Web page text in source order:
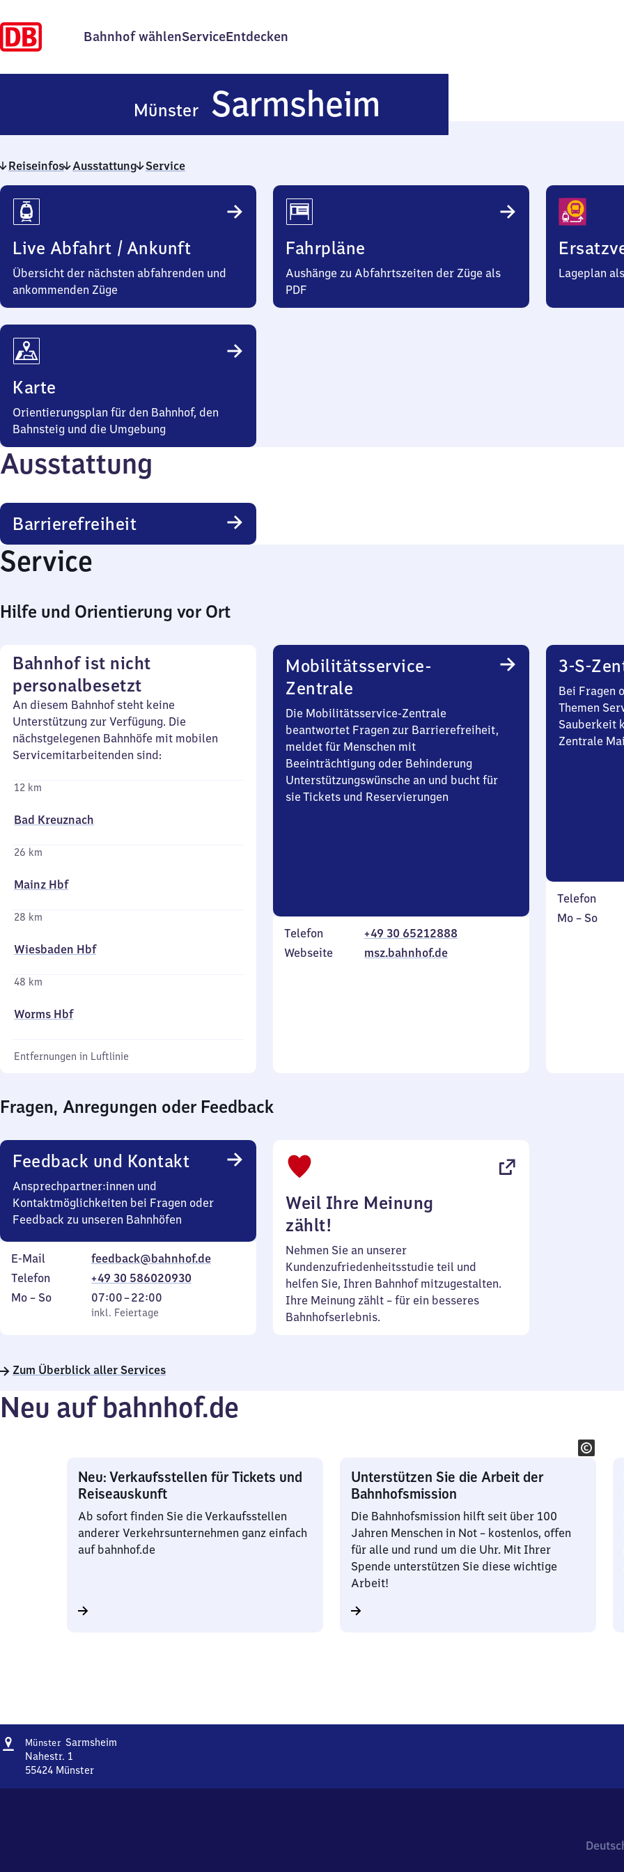
Bahnhof wählenServiceEntdecken
Münster Sarmsheim
Sarmsheim
Reiseinfos Ausstattung Service
Reiseinfos
Live Abfahrt / Ankunft
Übersicht der nächsten abfahrenden und
ankommenden Züge
Fahrpläne
Aushänge zu Abfahrtszeiten der Züge als
PDF
Lageplan
Karte
Orientierungsplan für den Bahnhof, den
Bahnsteig und die Umgebung
Ausstattung
Barrierefreiheit
Service
Hilfe und Orientierung vor Ort
Bahnhof ist nicht
personalbesetzt
An diesem Bahnhof steht keine
Unterstützung zur Verfügung. Die
nächstgelegenen Bahnhöfe mit mobilen
Servicemitarbeitenden sind:
12 km
Bad Kreuznach
26 km
Mainz Hbf
28 km
Wiesbaden Hbf
48 km
Worms Hbf
Entfernungen in Luftlinie
Mobilitätsservice-
Zentrale
Die Mobilitätsservice-Zentrale
beantwortet Fragen zur Barrierefreiheit,
meldet für Menschen mit
Beeinträchtigung oder Behinderung
Unterstützungswünsche an und bucht für
sie Tickets und Reservierungen
Telefon
+49 30 65212888
Webseite
msz.bahnhof.de
3-S-
Bei Fragen
Themen
Sauberkeit
Zentrale
Telefon
Montag
Mo – So,
Fragen, Anregungen oder Feedback
Feedback und Kontakt
Ansprechpartner:innen und
Kontaktmöglichkeiten bei Fragen oder
Feedback zu unseren Bahnhöfen
E-Mail
feedback@bahnhof.de
Telefon
+49 30 586020930
Montag
Mo – So,
inkl. Feiertage
07:00–22:00
Von
7
22
inkl. Feiertage
Weil Ihre Meinung
zählt!
Nehmen Sie an unserer
Kundenzufriedenheitsstudie teil und
helfen Sie, Ihren Bahnhof mitzugestalten.
Ihre Meinung zählt – für ein besseres
Bahnhofserlebnis.
Zum Überblick aller Services
Neu auf bahnhof.de
Neu: Verkaufsstellen für Tickets und
Reiseauskunft
Ab sofort finden Sie die Verkaufsstellen
anderer Verkehrsunternehmen ganz einfach
auf bahnhof.de
Unterstützen Sie die Arbeit der
Bahnhofsmission
Die Bahnhofsmission hilft seit über 100
Jahren Menschen in Not – kostenlos, offen
für alle und rund um die Uhr. Mit Ihrer
Spende unterstützen Sie diese wichtige
Arbeit!
Adresse
Münster SarmsheimMünster-
Nahestr. 1
55424 Münster